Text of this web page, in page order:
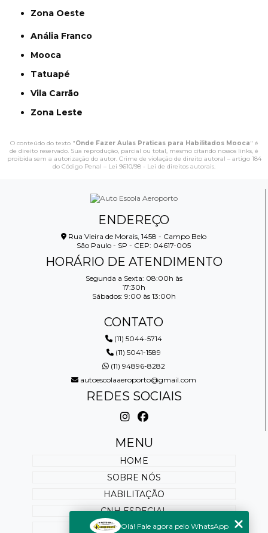
Zona Oeste
Anália Franco
Mooca
Tatuapé
Vila Carrão
Zona Leste
O conteúdo do texto "Onde Fazer Aulas Praticas para Habilitados Mooca" é
de direito reservado. Sua reprodução, parcial ou total, mesmo citando nossos links, é
proibida sem a autorização do autor. Crime de violação de direito autoral – artigo 184
do Código Penal – Lei 9610/98 - Lei de direitos autorais.
ENDEREÇO
Rua Vieira de Morais, 1458 - Campo Belo
São Paulo - SP - CEP: 04617-005
HORÁRIO DE ATENDIMENTO
Segunda a Sexta: 08:00h às
17:30h
Sábados: 9:00 às 13:00h
CONTATO
(11) 5044-5714
(11) 5041-1589
(11) 94896-8282
autoescolaaeroporto@gmail.com
REDES SOCIAIS
MENU
HOME
SOBRE NÓS
HABILITAÇÃO
CNH ESPECIAL
REABILITAÇÃO
Olá! Fale agora pelo WhatsApp